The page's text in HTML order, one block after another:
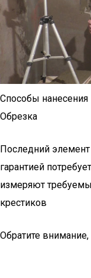
Способы нанесения
Обрезка
Последний элемент
гарантией
измеряют
крестиков
Обратите внимание,